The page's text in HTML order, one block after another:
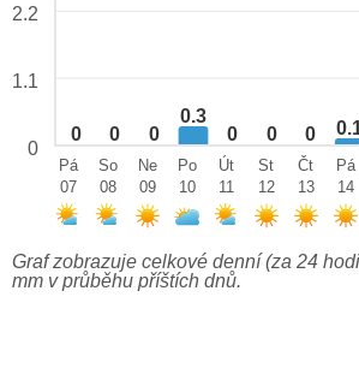
0 0 0
0.3
0 0 0
2.2
1.1
0
Pá
07
So
08
Ne
09
Po
10
Út
11
St
12
Čt
13
Pá
14
Graf zobrazuje celkové denní (za 24
mm v průběhu příštích dnů.